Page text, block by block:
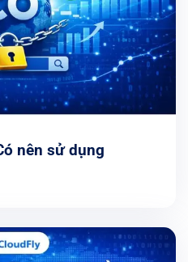
nên sử dụng